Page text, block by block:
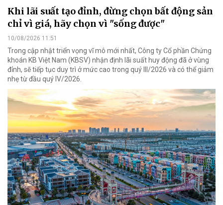
Khi lãi suất tạo đỉnh, đừng chọn bất động sản
chỉ vì giá, hãy chọn vì "sống được"
10/08/2026 11:51
Trong cập nhật triển vọng vĩ mô mới nhất, Công ty Cổ phần Chứng
khoán KB Việt Nam (KBSV) nhận định lãi suất huy động đã ở vùng
đỉnh, sẽ tiếp tục duy trì ở mức cao trong quý III/2026 và có thể giảm
nhẹ từ đầu quý IV/2026.